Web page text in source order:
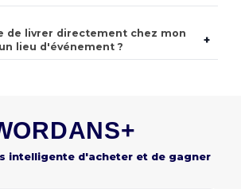
de livrer directement chez mon
lieu d'événement ?
+
intelligente d'acheter et de gagner